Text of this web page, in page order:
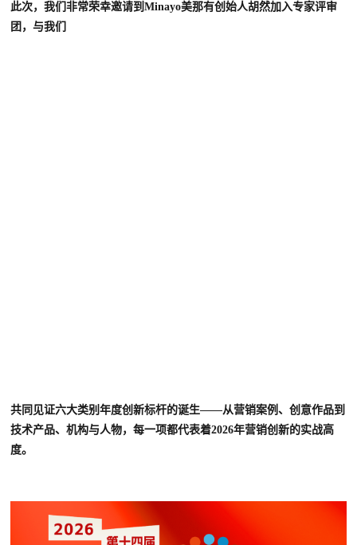
此次，我们非常荣幸邀请到Minayo美那有创始人胡然加入专家评审
团，与我们
共同见证六大类别年度创新标杆的诞生——从营销案例、创意作品到
技术产品、机构与人物，每一项都代表着2026年营销创新的实战高
度。